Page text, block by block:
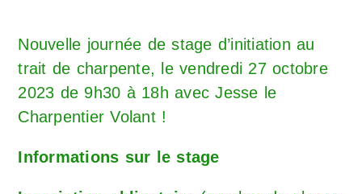
Nouvelle journée de stage d’initiation au
trait de charpente, le vendredi 27 octobre
2023 de 9h30 à 18h avec Jesse le
Charpentier Volant !
Informations sur le stage